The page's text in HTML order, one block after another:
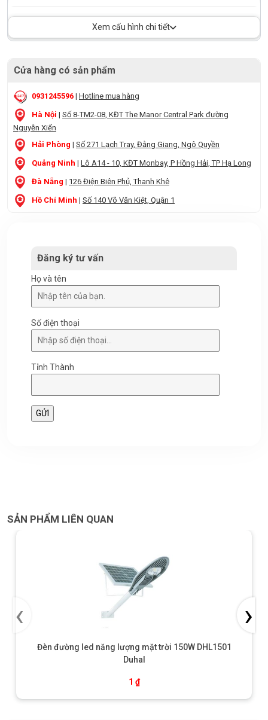
Xem cấu hình chi tiết
Cửa hàng có sản phẩm
0931245596 | Hotline mua hàng
Hà Nội | Số 8-TM2-08, KĐT The Manor Central Park đường
Nguyễn Xiển
Hải Phòng | Số 271 Lạch Tray, Đằng Giang, Ngô Quyền
Quảng Ninh | Lô A14 - 10, KĐT Monbay, P Hồng Hải, TP Hạ Long
Đà Nẵng | 126 Điện Biên Phủ, Thanh Khê
Hồ Chí Minh | Số 140 Võ Văn Kiệt, Quận 1
Đăng ký tư vấn
Họ và tên
Số điện thoại
Tỉnh Thành
SẢN PHẨM LIÊN QUAN
Đèn đường led năng lượng mặt trời 150W DHL1501
Duhal
1 ₫
‹ ›